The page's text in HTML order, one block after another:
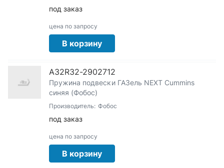
под заказ
цена по запросу
В корзину
А32R32-2902712
Пружина подвески ГАЗель NEXT Cummins
синяя (Фобос)
Производитель: Фобос
под заказ
цена по запросу
В корзину